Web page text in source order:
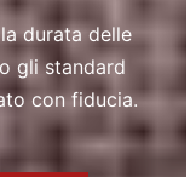
durata delle
gli standard
con fiducia.